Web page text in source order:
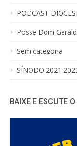
PODCAST
Posse Dom
Sem categoria
SÍNODO 2021
BAIXE E ESCUTE